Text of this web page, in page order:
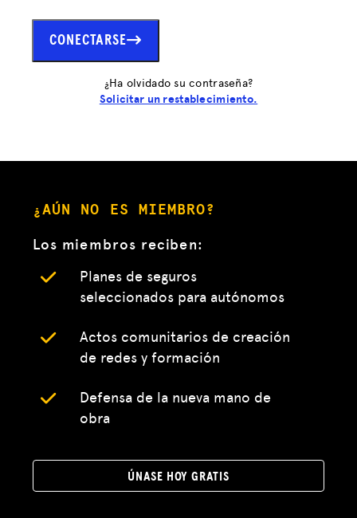
RECURSOS
¿AÚN NO ES MIEMBRO?
Los miembros reciben:
Planes de seguros
seleccionados para autónomos
Actos comunitarios de creación
de redes y formación
Defensa de la nueva mano de
obra
ÚNASE HOY GRATIS
CONECTARSE
¿Ha olvidado su contraseña?
Solicitar un restablecimiento.